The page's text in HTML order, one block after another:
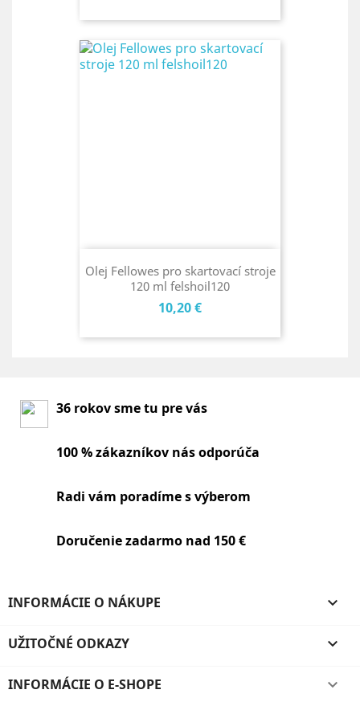
Olej Fellowes pro skartovací stroje
120 ml felshoil120
Cena
10,20 €
36 rokov sme tu pre vás
100 % zákazníkov nás odporúča
Radi vám poradíme s výberom
Doručenie zadarmo nad 150 €
INFORMÁCIE O NÁKUPE 
UŽITOČNÉ ODKAZY 
INFORMÁCIE O E-SHOPE 